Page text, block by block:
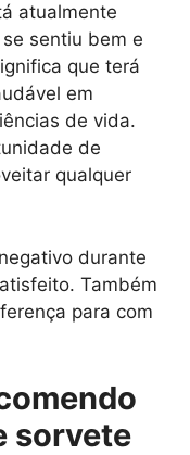
atualmente
sentiu bem e
que terá
em
de vida.
de
qualquer
durante
Também
para com
sorvete